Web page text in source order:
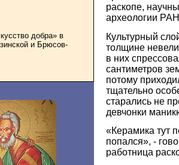
добра» в
и Брюсов-
раскопе,
археологии
Культурный
толщине
в них
сантиметров
потому
тщательно
старались не
девчонки
«Керамика тут
попался», -
работница